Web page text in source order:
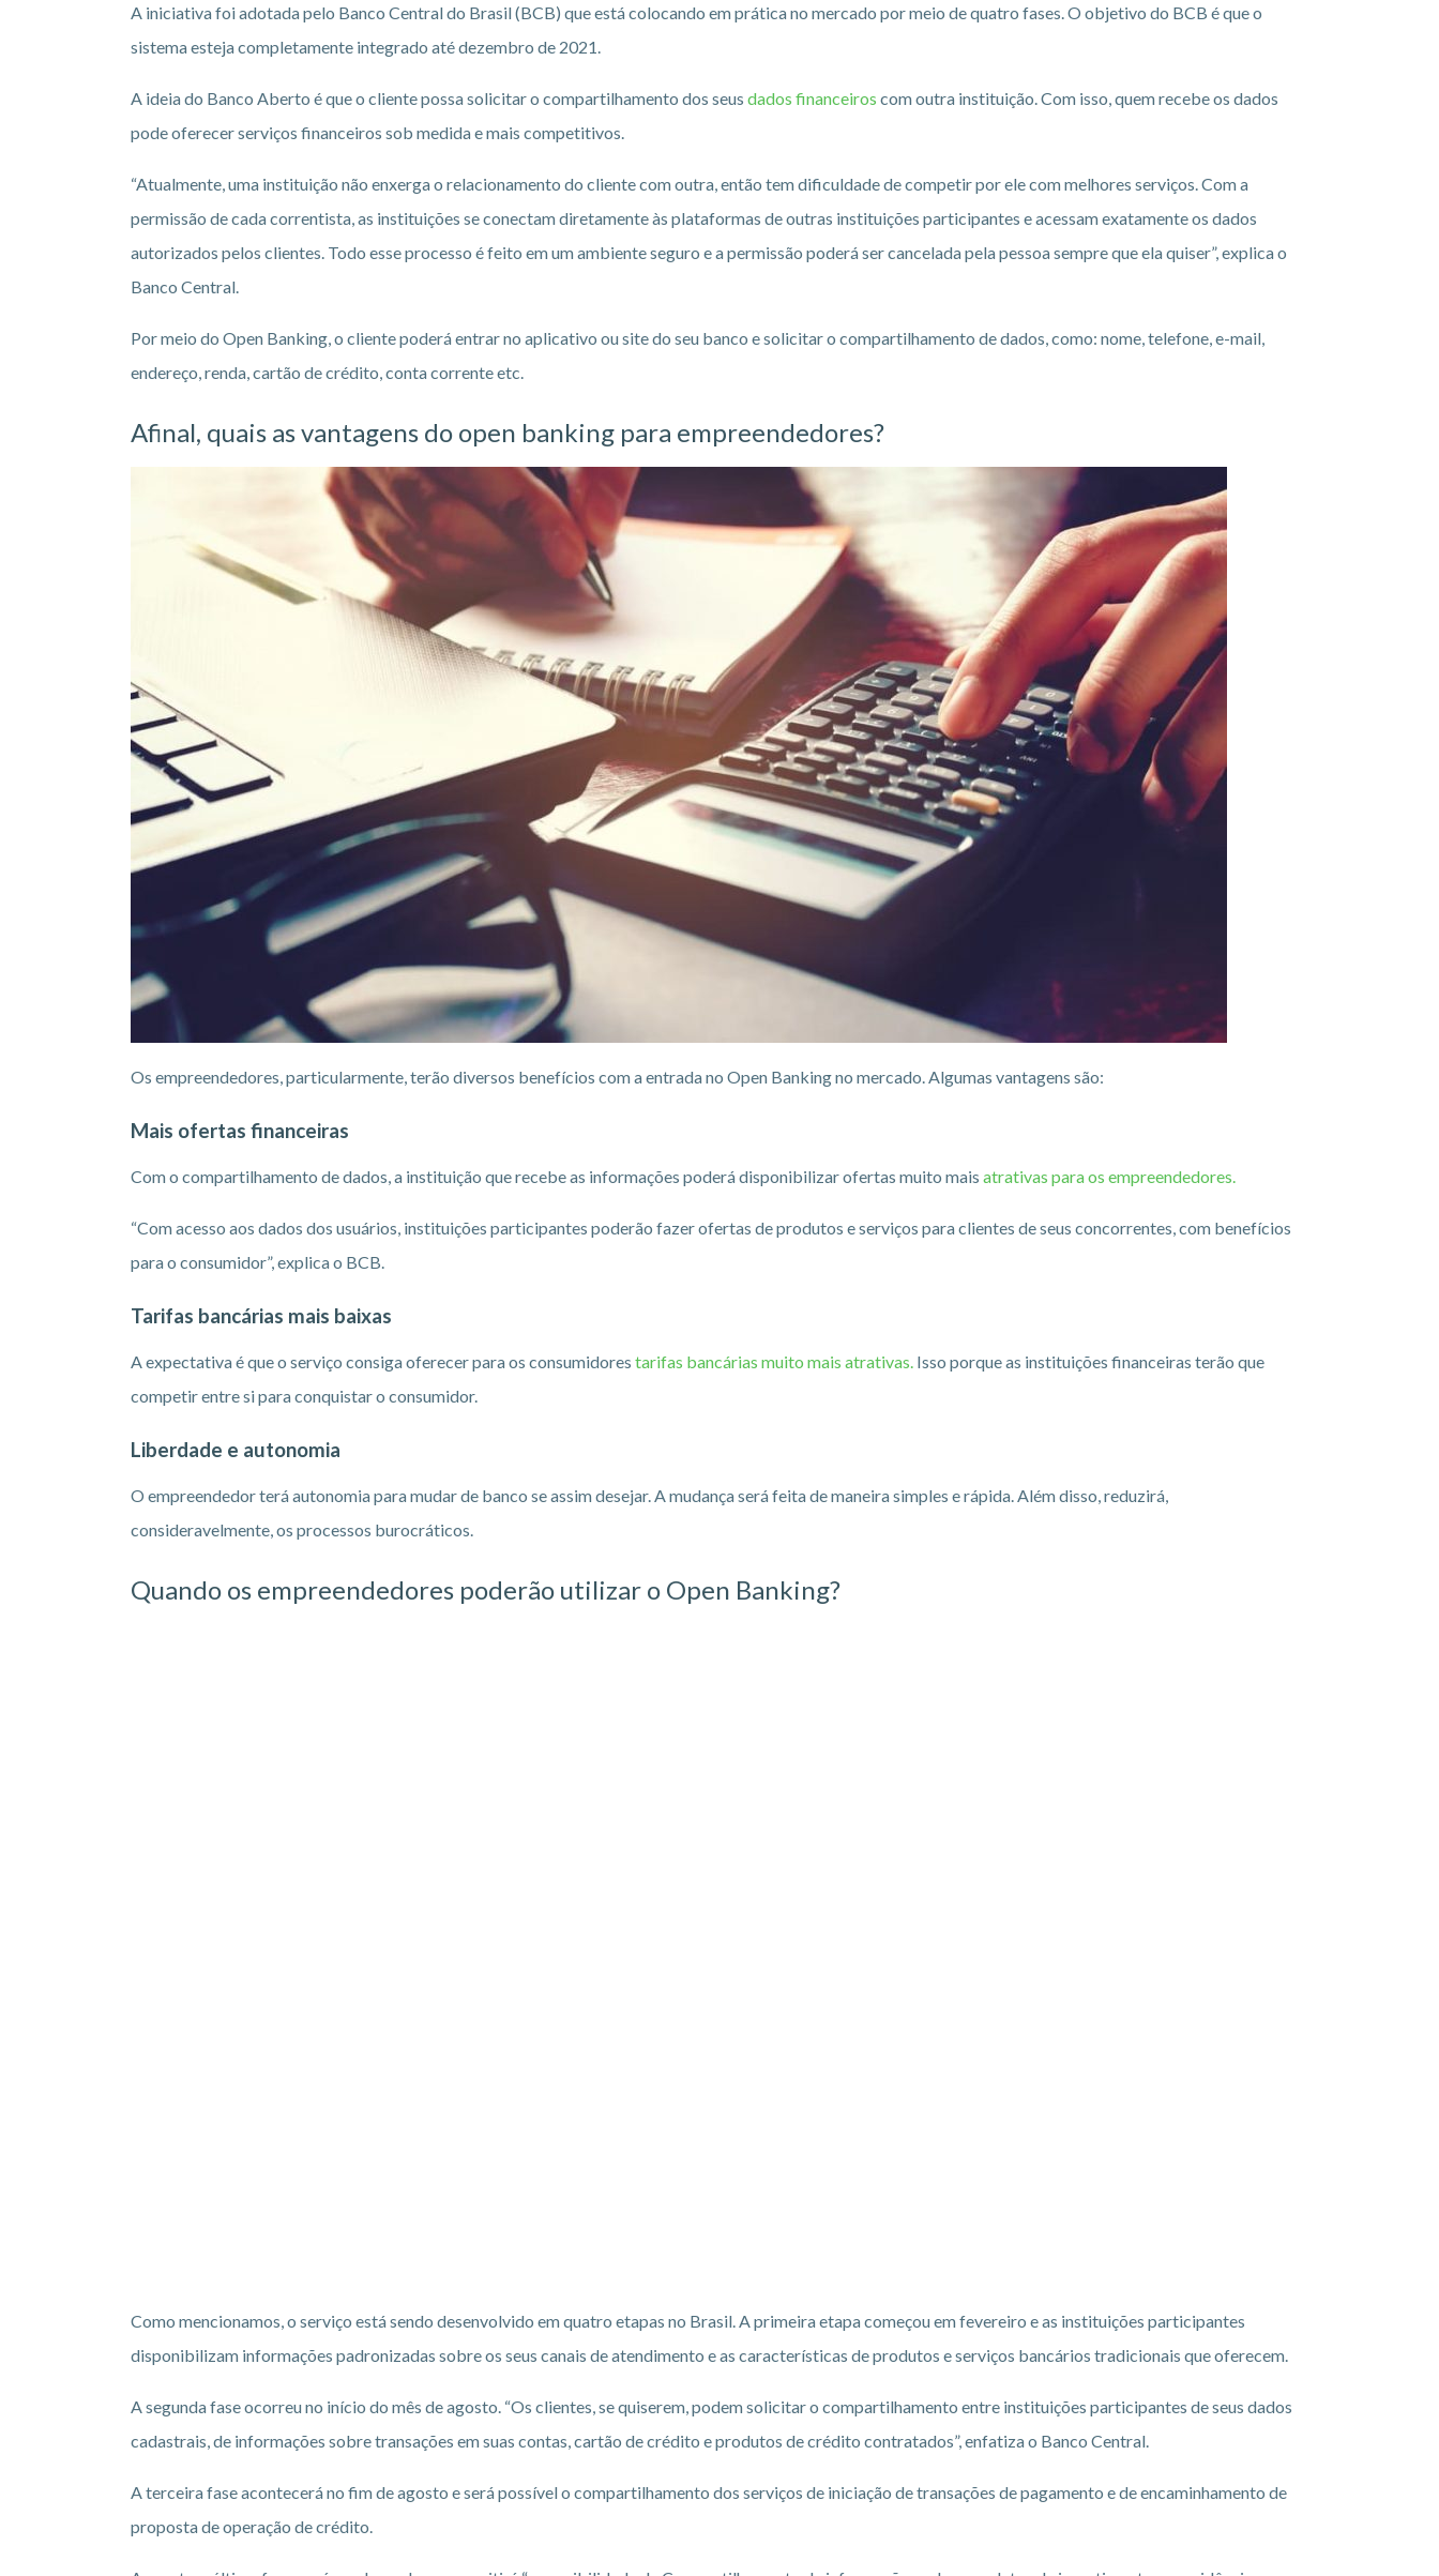
A iniciativa foi adotada pelo Banco Central do Brasil (BCB) que está colocando em prática no mercado por meio de quatro fases. O objetivo do BCB é que o
sistema esteja completamente integrado até dezembro de 2021.
A ideia do Banco Aberto é que o cliente possa solicitar o compartilhamento dos seus dados financeiros com outra instituição. Com isso, quem recebe os dados
pode oferecer serviços financeiros sob medida e mais competitivos.
“Atualmente, uma instituição não enxerga o relacionamento do cliente com outra, então tem dificuldade de competir por ele com melhores serviços. Com a
permissão de cada correntista, as instituições se conectam diretamente às plataformas de outras instituições participantes e acessam exatamente os dados
autorizados pelos clientes. Todo esse processo é feito em um ambiente seguro e a permissão poderá ser cancelada pela pessoa sempre que ela quiser”, explica o
Banco Central.
Por meio do Open Banking, o cliente poderá entrar no aplicativo ou site do seu banco e solicitar o compartilhamento de dados, como: nome, telefone, e-mail,
endereço, renda, cartão de crédito, conta corrente etc.
Afinal, quais as vantagens do open banking para empreendedores?
Os empreendedores, particularmente, terão diversos benefícios com a entrada no Open Banking no mercado. Algumas vantagens são:
Mais ofertas financeiras
Com o compartilhamento de dados, a instituição que recebe as informações poderá disponibilizar ofertas muito mais atrativas para os empreendedores.
“Com acesso aos dados dos usuários, instituições participantes poderão fazer ofertas de produtos e serviços para clientes de seus concorrentes, com benefícios
para o consumidor”, explica o BCB.
Tarifas bancárias mais baixas
A expectativa é que o serviço consiga oferecer para os consumidores tarifas bancárias muito mais atrativas. Isso porque as instituições financeiras terão que
competir entre si para conquistar o consumidor.
Liberdade e autonomia
O empreendedor terá autonomia para mudar de banco se assim desejar. A mudança será feita de maneira simples e rápida. Além disso, reduzirá,
consideravelmente, os processos burocráticos.
Quando os empreendedores poderão utilizar o Open Banking?
Como mencionamos, o serviço está sendo desenvolvido em quatro etapas no Brasil. A primeira etapa começou em fevereiro e as instituições participantes
disponibilizam informações padronizadas sobre os seus canais de atendimento e as características de produtos e serviços bancários tradicionais que oferecem.
A segunda fase ocorreu no início do mês de agosto. “Os clientes, se quiserem, podem solicitar o compartilhamento entre instituições participantes de seus dados
cadastrais, de informações sobre transações em suas contas, cartão de crédito e produtos de crédito contratados”, enfatiza o Banco Central.
A terceira fase acontecerá no fim de agosto e será possível o compartilhamento dos serviços de iniciação de transações de pagamento e de encaminhamento de
proposta de operação de crédito.